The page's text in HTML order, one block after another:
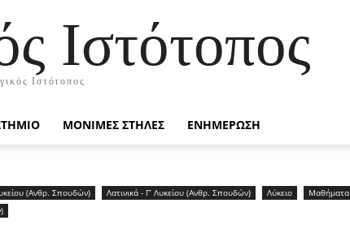
Ιστότοπος
Ιστότοπος
ΜΟΝΙΜΕΣ ΣΤΗΛΕΣ ΕΝΗΜΕΡΩΣΗ
(Ανθρ. Σπουδών) Λατινικά - Γ’ Λυκείου (Ανθρ. Σπουδών) Λύκειο
Μαθήματα